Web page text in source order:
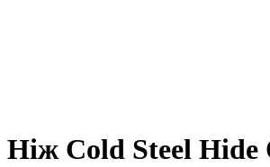
Ніж Cold Steel Hide